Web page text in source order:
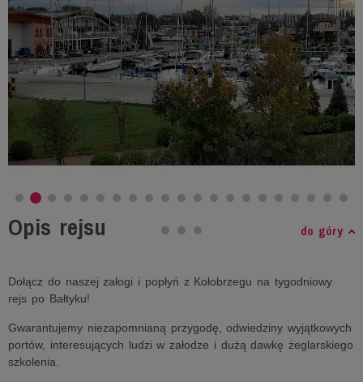
Opis rejsu do góry
Dołącz do naszej załogi i popłyń z Kołobrzegu na tygodniowy
rejs po Bałtyku!
Gwarantujemy niezapomnianą przygodę, odwiedziny wyjątkowych
portów, interesujących ludzi w załodze i dużą dawkę żeglarskiego
szkolenia.